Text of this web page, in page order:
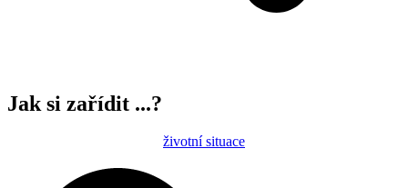
Jak si zařídit ...?
životní situace